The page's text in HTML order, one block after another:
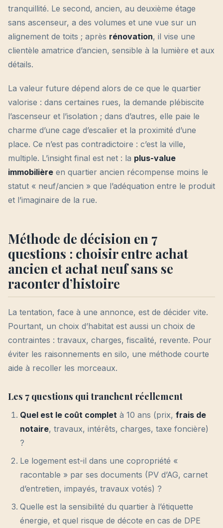
tranquillité. Le second, ancien, au deuxième étage
sans ascenseur, a des volumes et une vue sur un
alignement de toits ; après rénovation, il vise une
clientèle amatrice d’ancien, sensible à la lumière et aux
détails.
La valeur future dépend alors de ce que le quartier
valorise : dans certaines rues, la demande plébiscite
l’ascenseur et l’isolation ; dans d’autres, elle paie le
charme d’une cage d’escalier et la proximité d’une
place. Ce n’est pas contradictoire : c’est la ville,
multiple. L’insight final est net : la plus-value
immobilière en quartier ancien récompense moins le
statut « neuf/ancien » que l’adéquation entre le produit
et l’imaginaire de la rue.
Méthode de décision en 7
questions : choisir entre achat
ancien et achat neuf sans se
raconter d’histoire
La tentation, face à une annonce, est de décider vite.
Pourtant, un choix d’habitat est aussi un choix de
contraintes : travaux, charges, fiscalité, revente. Pour
éviter les raisonnements en silo, une méthode courte
aide à recoller les morceaux.
Les 7 questions qui tranchent réellement
Quel est le coût complet à 10 ans (prix, frais de
notaire, travaux, intérêts, charges, taxe foncière)
?
Le logement est-il dans une copropriété «
racontable » par ses documents (PV d’AG, carnet
d’entretien, impayés, travaux votés) ?
Quelle est la sensibilité du quartier à l’étiquette
énergie, et quel risque de décote en cas de DPE